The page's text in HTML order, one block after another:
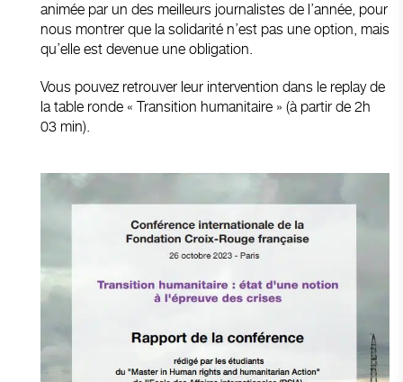
animée par un des meilleurs journalistes de l’année, pour
nous montrer que la solidarité n’est pas une option, mais
qu’elle est devenue une obligation.
Vous pouvez retrouver leur intervention dans le replay de
la table ronde « Transition humanitaire » (à partir de 2h
03 min).